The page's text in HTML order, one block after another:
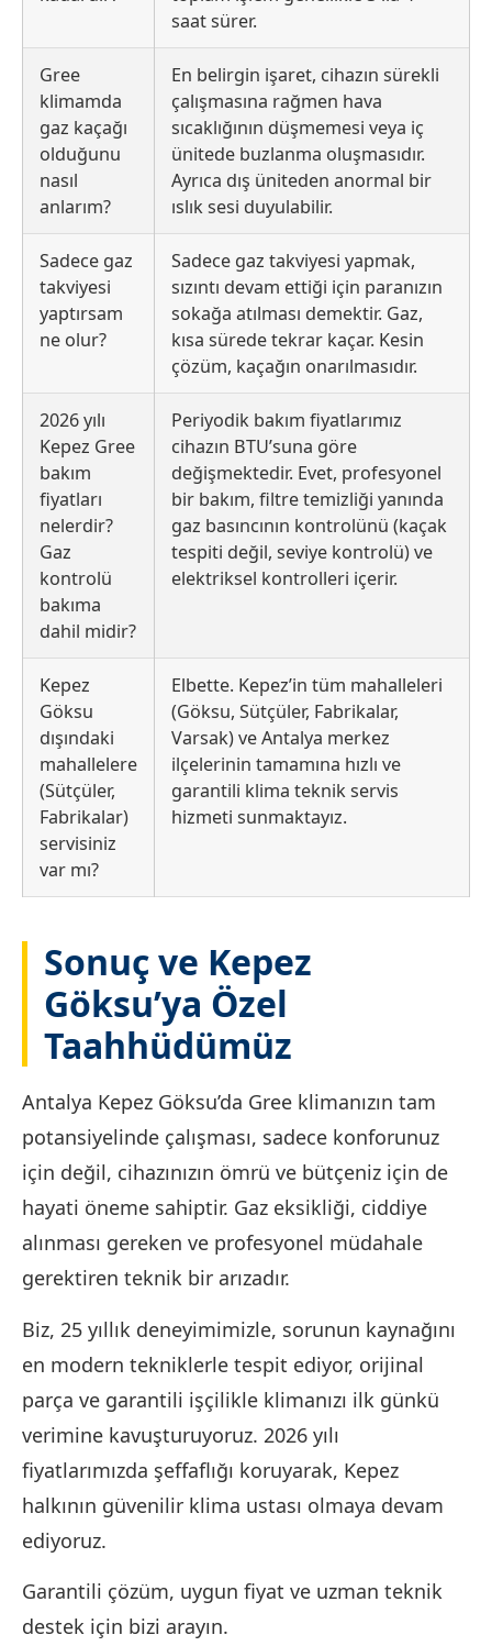
saat sürer.
Gree
klimamda
gaz kaçağı
olduğunu
nasıl
anlarım?
En belirgin işaret, cihazın sürekli
çalışmasına rağmen hava
sıcaklığının düşmemesi veya iç
ünitede buzlanma oluşmasıdır.
Ayrıca dış üniteden anormal bir
ıslık sesi duyulabilir.
Sadece gaz
takviyesi
yaptırsam
ne olur?
Sadece gaz takviyesi yapmak,
sızıntı devam ettiği için paranızın
sokağa atılması demektir. Gaz,
kısa sürede tekrar kaçar. Kesin
çözüm, kaçağın onarılmasıdır.
2026 yılı
Kepez Gree
bakım
fiyatları
nelerdir?
Gaz
kontrolü
bakıma
dahil midir?
Periyodik bakım fiyatlarımız
cihazın BTU’suna göre
değişmektedir. Evet, profesyonel
bir bakım, filtre temizliği yanında
gaz basıncının kontrolünü (kaçak
tespiti değil, seviye kontrolü) ve
elektriksel kontrolleri içerir.
Kepez
Göksu
dışındaki
mahallelere
(Sütçüler,
Fabrikalar)
servisiniz
var mı?
Elbette. Kepez’in tüm mahalleleri
(Göksu, Sütçüler, Fabrikalar,
Varsak) ve Antalya merkez
ilçelerinin tamamına hızlı ve
garantili klima teknik servis
hizmeti sunmaktayız.
Sonuç ve Kepez
Göksu’ya Özel
Taahhüdümüz
Antalya Kepez Göksu’da Gree klimanızın tam
potansiyelinde çalışması, sadece konforunuz
için değil, cihazınızın ömrü ve bütçeniz için de
hayati öneme sahiptir. Gaz eksikliği, ciddiye
alınması gereken ve profesyonel müdahale
gerektiren teknik bir arızadır.
Biz, 25 yıllık deneyimimizle, sorunun kaynağını
en modern tekniklerle tespit ediyor, orijinal
parça ve garantili işçilikle klimanızı ilk günkü
verimine kavuşturuyoruz. 2026 yılı
fiyatlarımızda şeffaflığı koruyarak, Kepez
halkının güvenilir klima ustası olmaya devam
ediyoruz.
Garantili çözüm, uygun fiyat ve uzman teknik
destek için bizi arayın.